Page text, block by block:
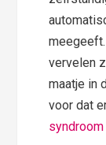
vervelen
maatje in
voor dat
syndroom